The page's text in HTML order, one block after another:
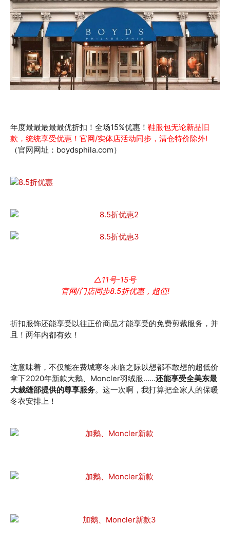
年度最最最最最优折扣！全场15%优惠！ 鞋服包无论新品旧
款，统统享受优惠！官网/实体店活动同步，清仓特价除外!
（官网网址：boydsphila.com）
△11号-15号
官网/门店同步8.5折优惠，超值!
折扣服饰还能享受以往正价商品才能享受的免费剪裁服务，并
且！两年内都有效！
这意味着，不仅能在费城寒冬来临之际以想都不敢想的超低价
拿下2020年新款大鹅、Moncler羽绒服……还能享受全美东最
大裁缝部提供的尊享服务。这一次啊，我打算把全家人的保暖
冬衣安排上！